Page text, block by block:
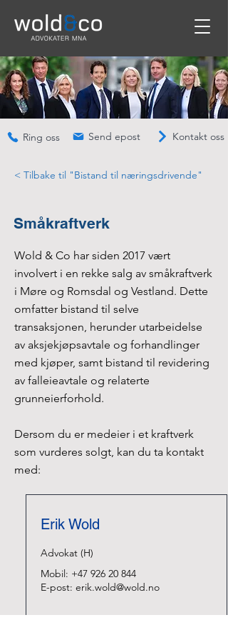
Ring oss Send epost Kontakt oss
< Tilbake til "Bistand til næringsdrivende"
Småkraftverk
Wold & Co har siden 2017 vært
involvert i en rekke salg av småkraftverk
i Møre og Romsdal og Vestland. Dette
omfatter bistand til selve
transaksjonen, herunder utarbeidelse
av aksjekjøpsavtale og forhandlinger
med kjøper, samt bistand til revidering
av falleieavtale og relaterte
grunneierforhold.
Dersom du er medeier i et kraftverk
som vurderes solgt, kan du ta kontakt
med:
Erik Wold
Advokat (H)
Mobil: +47 926 20 844
E-post: erik.wold@wold.no